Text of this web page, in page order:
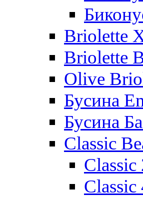
Briolette
Briolette
Olive
Бусина
Бусина
Classic